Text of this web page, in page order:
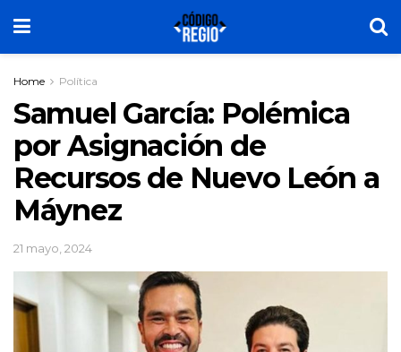
Home Política
Samuel García: Polémica
por Asignación de
Recursos de Nuevo León a
Máynez
21 mayo, 2024